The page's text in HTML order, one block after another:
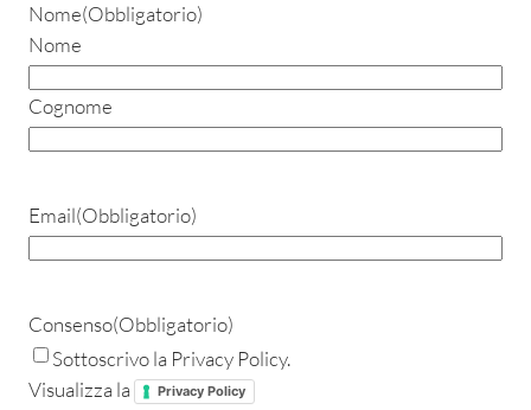
Nome(Obbligatorio)
Nome
Cognome
Email(Obbligatorio)
Consenso(Obbligatorio)
Sottoscrivo la Privacy Policy.
Visualizza la
Privacy Policy